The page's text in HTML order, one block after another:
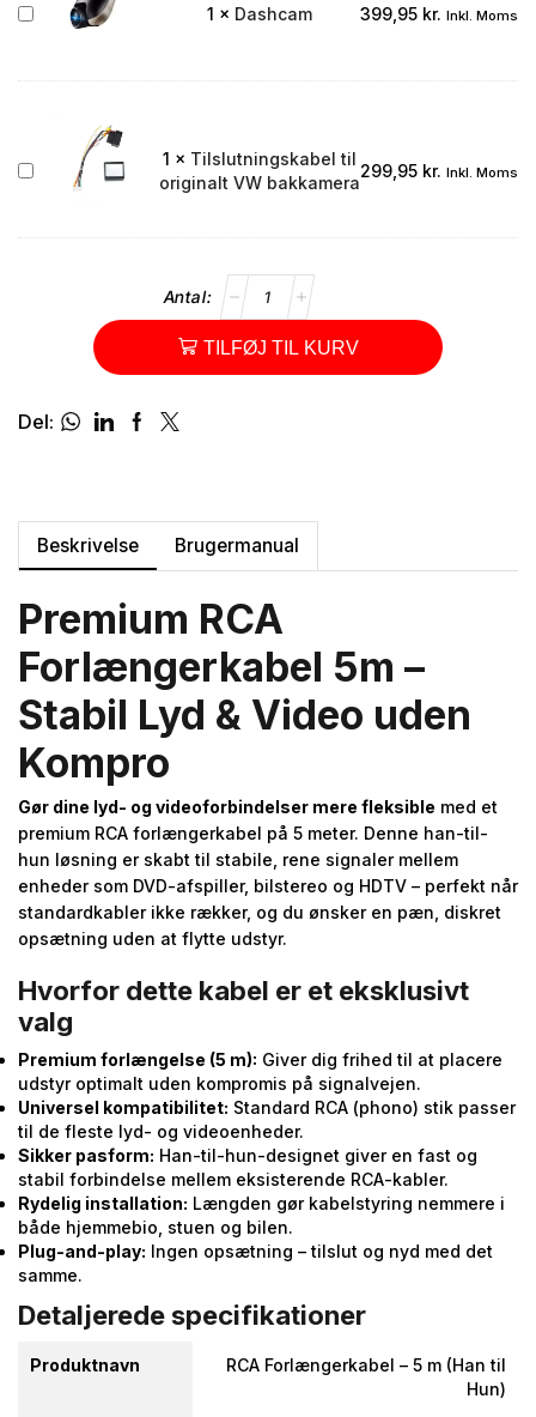
Dashcam 1 × Dashcam 399,95 kr. Inkl. Moms
Tilslutningskabel
VW
1 × Tilslutningskabel til
originalt VW bakkamera
299,95 kr. Inkl. Moms
TILFØJ TIL KURV
Del:
Beskrivelse Brugermanual
Premium RCA
Forlængerkabel 5m –
Stabil Lyd & Video uden
Kompro
Gør dine lyd- og videoforbindelser mere fleksible med et
premium RCA forlængerkabel på 5 meter. Denne han-til-
hun løsning er skabt til stabile, rene signaler mellem
enheder som DVD-afspiller, bilstereo og HDTV – perfekt når
standardkabler ikke rækker, og du ønsker en pæn, diskret
opsætning uden at flytte udstyr.
Hvorfor dette kabel er et eksklusivt
valg
Premium forlængelse (5 m): Giver dig frihed til at placere
udstyr optimalt uden kompromis på signalvejen.
Universel kompatibilitet: Standard RCA (phono) stik passer
til de fleste lyd- og videoenheder.
Sikker pasform: Han-til-hun-designet giver en fast og
stabil forbindelse mellem eksisterende RCA-kabler.
Rydelig installation: Længden gør kabelstyring nemmere i
både hjemmebio, stuen og bilen.
Plug-and-play: Ingen opsætning – tilslut og nyd med det
samme.
Detaljerede specifikationer
Produktnavn
RCA Forlængerkabel – 5 m (Han til
Hun)